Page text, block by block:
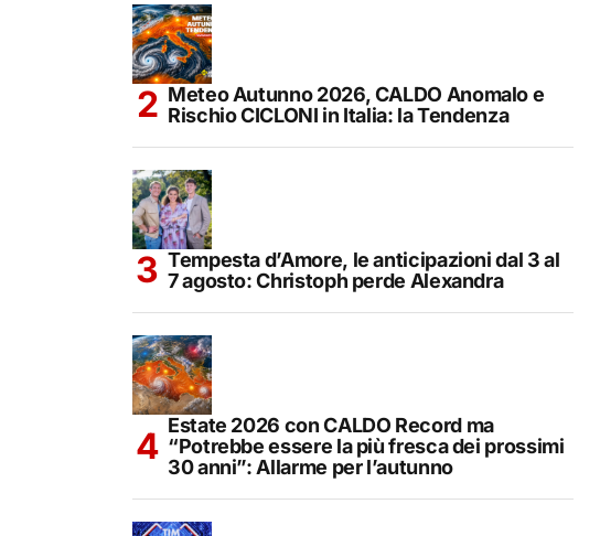
Meteo Autunno 2026, CALDO Anomalo e
Rischio CICLONI in Italia: la Tendenza
Tempesta d’Amore, le anticipazioni dal 3 al
7 agosto: Christoph perde Alexandra
Estate 2026 con CALDO Record ma
“Potrebbe essere la più fresca dei prossimi
30 anni”: Allarme per l’autunno